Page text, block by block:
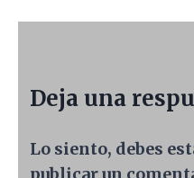
Deja una
Lo siento, debes